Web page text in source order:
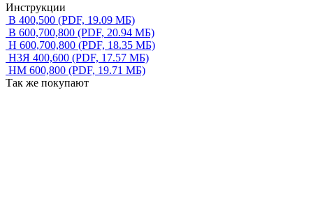
Инструкции
В 400,500 (PDF, 19.09 МБ)
В 600,700,800 (PDF, 20.94 МБ)
Н 600,700,800 (PDF, 18.35 МБ)
Н3Я 400,600 (PDF, 17.57 МБ)
НМ 600,800 (PDF, 19.71 МБ)
Так же покупают